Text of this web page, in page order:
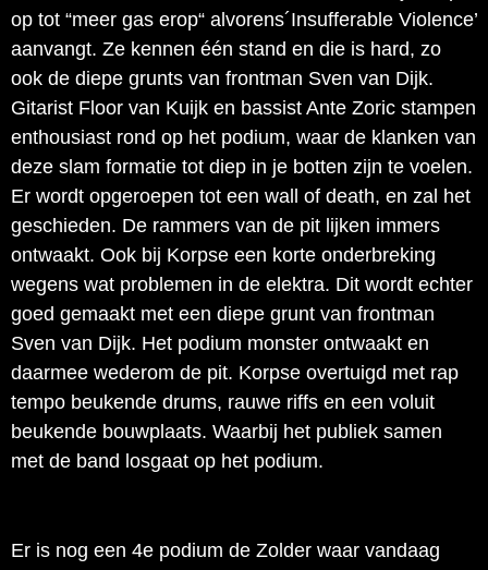
op tot “meer gas erop“ alvorens´Insufferable Violence’
aanvangt. Ze kennen één stand en die is hard, zo
ook de diepe grunts van frontman Sven van Dijk.
Gitarist Floor van Kuijk en bassist Ante Zoric stampen
enthousiast rond op het podium, waar de klanken van
deze slam formatie tot diep in je botten zijn te voelen.
Er wordt opgeroepen tot een wall of death, en zal het
geschieden. De rammers van de pit lijken immers
ontwaakt. Ook bij Korpse een korte onderbreking
wegens wat problemen in de elektra. Dit wordt echter
goed gemaakt met een diepe grunt van frontman
Sven van Dijk. Het podium monster ontwaakt en
daarmee wederom de pit. Korpse overtuigd met rap
tempo beukende drums, rauwe riffs en een voluit
beukende bouwplaats. Waarbij het publiek samen
met de band losgaat op het podium.
Er is nog een 4e podium de Zolder waar vandaag